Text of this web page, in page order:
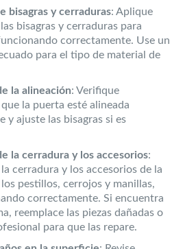
bisagras y cerraduras: Aplique
bisagras y cerraduras para
correctamente. Use un
para el tipo de material de
la alineación: Verifique
la puerta esté alineada
y ajuste las bisagras si es
la cerradura y los accesorios:
cerradura y los accesorios de la
pestillos, cerrojos y manillas,
correctamente. Si encuentra
reemplace las piezas dañadas o
para que las repare.